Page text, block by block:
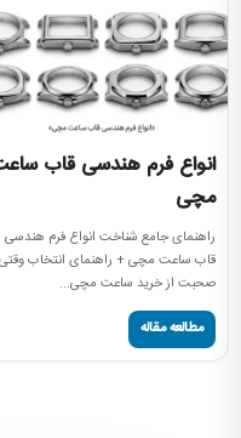
انواع فرم هندسی قاب
مچی
راهنمای جامع شناخت انواع فرم هندسی
قاب ساعت مچی + راهنمای انتخاب وقتی
صحبت از خرید ساعت مچی...
مطالعه مقاله